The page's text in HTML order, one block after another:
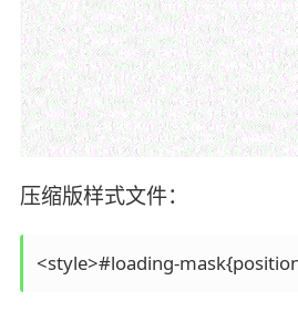
压缩版样式文件：